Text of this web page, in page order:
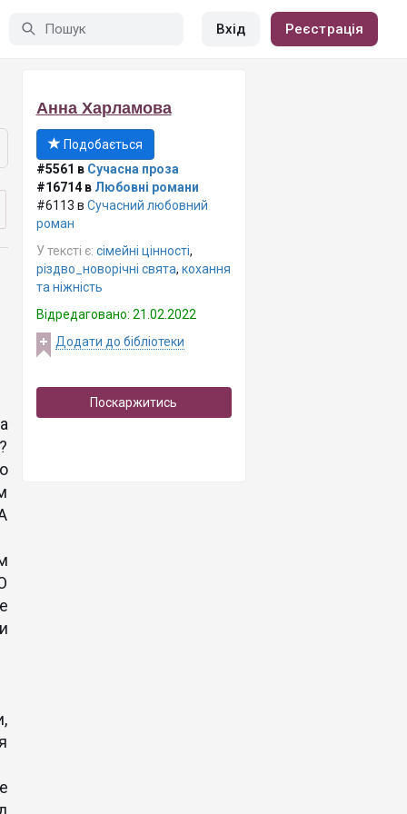
Вхід Реєстрація
Анна Харламова
Подобається
#5561 в Сучасна проза
#16714 в Любовні романи
#6113 в Сучасний любовний
роман
У тексті є: сімейні цінності,
різдво_новорічні свята, кохання
та ніжність
Відредаговано: 21.02.2022
Додати до бібліотеки
Поскаржитись